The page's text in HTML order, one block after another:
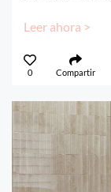
Leer ahora >
0 Compartir